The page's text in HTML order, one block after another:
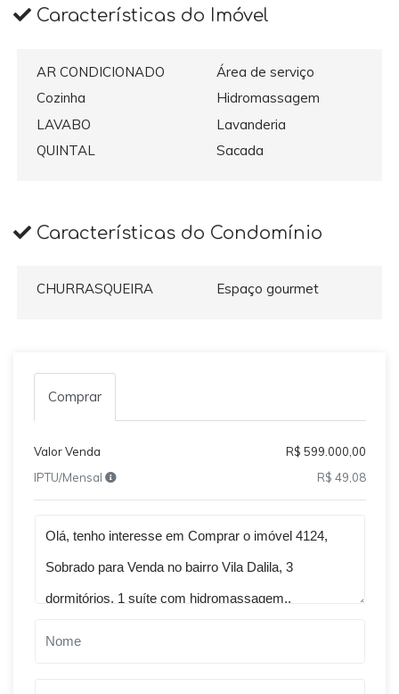
Características do Imóvel
AR CONDICIONADO
Área de serviço
Cozinha
Hidromassagem
LAVABO
Lavanderia
QUINTAL
Sacada
Características do Condomínio
CHURRASQUEIRA Espaço gourmet
Comprar
Valor Venda
R$ 599.000,00
IPTU/Mensal
R$ 49,08